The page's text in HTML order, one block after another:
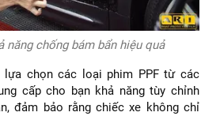
năng chống bám bẩn hiệu quả
lựa chọn các loại phim PPF từ các
cấp cho bạn khả năng tùy chỉnh
đảm bảo rằng chiếc xe không chỉ